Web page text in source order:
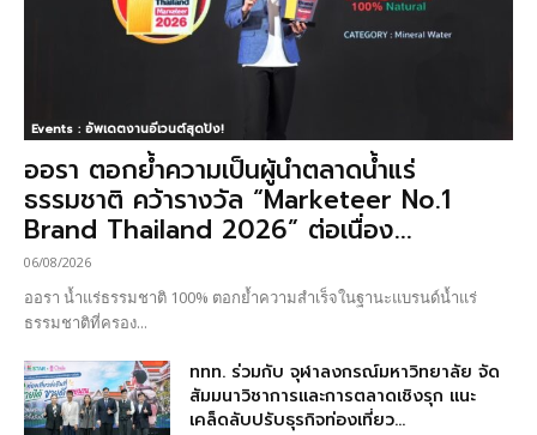
Events : อัพเดตงานอีเวนต์สุดปัง!
ออรา ตอกย้ำความเป็นผู้นำตลาดน้ำแร่
ธรรมชาติ คว้ารางวัล “Marketeer No.1
Brand Thailand 2026” ต่อเนื่อง...
06/08/2026
ออรา น้ำแร่ธรรมชาติ 100% ตอกย้ำความสำเร็จในฐานะแบรนด์น้ำแร่
ธรรมชาติที่ครอง...
ททท. ร่วมกับ จุฬาลงกรณ์มหาวิทยาลัย จัด
สัมมนาวิชาการและการตลาดเชิงรุก แนะ
เคล็ดลับปรับธุรกิจท่องเที่ยว...